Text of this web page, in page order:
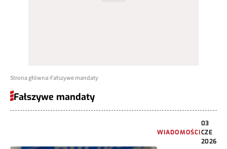
Strona główna Fałszywe mandaty
Fałszywe mandaty
WIADOMOŚCI
03
CZE
2026